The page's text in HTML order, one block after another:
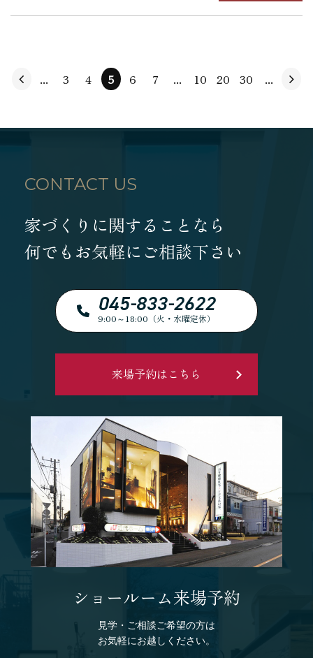
... 3 4 5 6 7 ... 10 20 30 ...
CONTACT US
家づくりに関することなら
何でもお気軽にご相談下さい
045-833-2622
9:00～18:00（火・水曜定休）
来場予約はこちら
ショールーム来場予約
見学・ご相談ご希望の方は
お気軽にお越しください。